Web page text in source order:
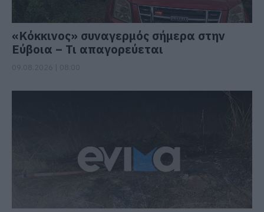
«Κόκκινος» συναγερμός σήμερα στην
Εύβοια – Τι απαγορεύεται